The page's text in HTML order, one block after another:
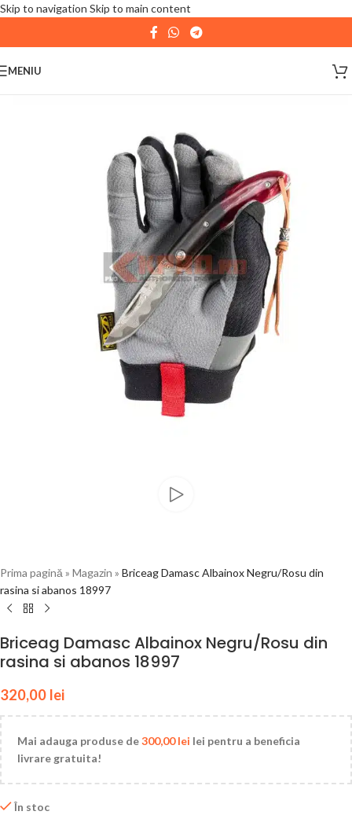
Skip to navigation Skip to main content
| 📦 Program livrari|In perioada11 August - 18
August,
MENIU
Prima pagină » Magazin » Briceag Damasc Albainox Negru/Rosu din
rasina si abanos 18997
Briceag Damasc Albainox Negru/Rosu din
rasina si abanos 18997
320,00 lei
Mai adauga produse de300,00lei lei pentru a beneficia
livrare gratuita!
În stoc